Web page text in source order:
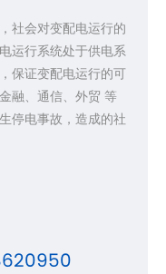
社会对变配电运行的
运行系统处于供电系
保证变配电运行的可
融、通信、外贸 等
停电事故，造成的社